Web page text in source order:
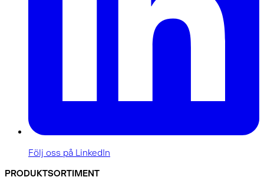
Följ oss på LinkedIn
PRODUKTSORTIMENT